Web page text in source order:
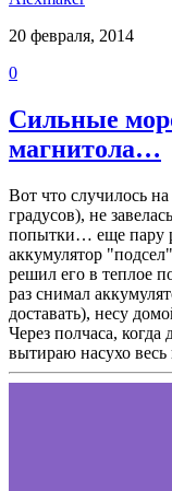
20 февраля, 2014
0
Сильные
магнитола…
Вот что случилось
градусов), не
попытки… еще пару
аккумулятор
решил его в теплое
раз снимал
доставать), несу
Через полчаса,
вытираю насухо